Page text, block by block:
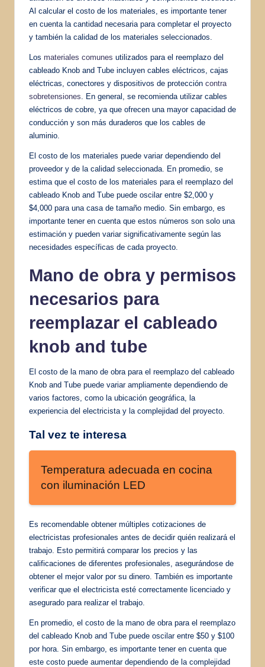
Al calcular el costo de los materiales, es importante tener
en cuenta la cantidad necesaria para completar el proyecto
y también la calidad de los materiales seleccionados.
Los materiales comunes utilizados para el reemplazo del
cableado Knob and Tube incluyen cables eléctricos, cajas
eléctricas, conectores y dispositivos de protección contra
sobretensiones . En general, se recomienda utilizar cables
eléctricos de cobre, ya que ofrecen una mayor capacidad de
conducción y son más duraderos que los cables de
aluminio.
El costo de los materiales puede variar dependiendo del
proveedor y de la calidad seleccionada. En promedio, se
estima que el costo de los materiales para el reemplazo del
cableado Knob and Tube puede oscilar entre $2,000 y
$4,000 para una casa de tamaño medio. Sin embargo, es
importante tener en cuenta que estos números son solo una
estimación y pueden variar significativamente según las
necesidades específicas de cada proyecto.
Mano de obra y permisos
necesarios para
reemplazar el cableado
knob and tube
El costo de la mano de obra para el reemplazo del cableado
Knob and Tube puede variar ampliamente dependiendo de
varios factores, como la ubicación geográfica, la
experiencia del electricista y la complejidad del proyecto.
Tal vez te interesa
Temperatura adecuada en cocina
con iluminación LED
Es recomendable obtener múltiples cotizaciones de
electricistas profesionales antes de decidir quién realizará el
trabajo. Esto permitirá comparar los precios y las
calificaciones de diferentes profesionales, asegurándose de
obtener el mejor valor por su dinero. También es importante
verificar que el electricista esté correctamente licenciado y
asegurado para realizar el trabajo.
En promedio, el costo de la mano de obra para el reemplazo
del cableado Knob and Tube puede oscilar entre $50 y $100
por hora. Sin embargo, es importante tener en cuenta que
este costo puede aumentar dependiendo de la complejidad